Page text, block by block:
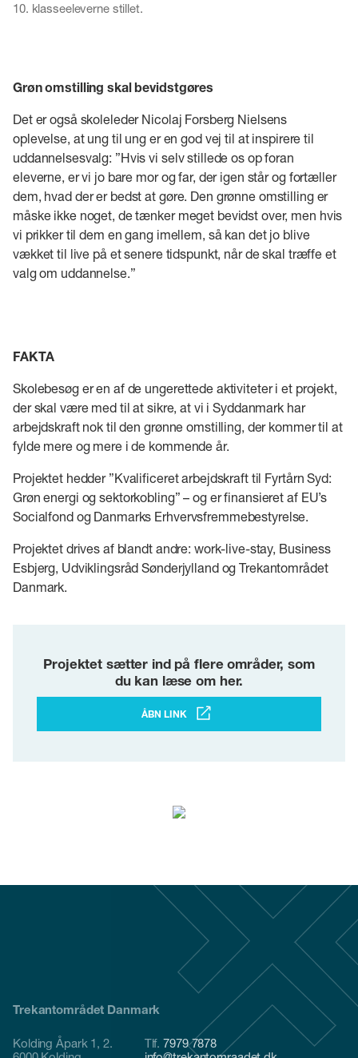
10. klasseeleverne stillet.
Grøn omstilling skal bevidstgøres
Det er også skoleleder Nicolaj Forsberg Nielsens
oplevelse, at ung til ung er en god vej til at inspirere til
uddannelsesvalg: ”Hvis vi selv stillede os op foran
eleverne, er vi jo bare mor og far, der igen står og fortæller
dem, hvad der er bedst at gøre. Den grønne omstilling er
måske ikke noget, de tænker meget bevidst over, men hvis
vi prikker til dem en gang imellem, så kan det jo blive
vækket til live på et senere tidspunkt, når de skal træffe et
valg om uddannelse.”
FAKTA
Skolebesøg er en af de ungerettede aktiviteter i et projekt,
der skal være med til at sikre, at vi i Syddanmark har
arbejdskraft nok til den grønne omstilling, der kommer til at
fylde mere og mere i de kommende år.
Projektet hedder ”Kvalificeret arbejdskraft til Fyrtårn Syd:
Grøn energi og sektorkobling” – og er finansieret af EU’s
Socialfond og Danmarks Erhvervsfremmebestyrelse.
Projektet drives af blandt andre: work-live-stay, Business
Esbjerg, Udviklingsråd Sønderjylland og Trekantområdet
Danmark.
Projektet sætter ind på flere områder, som
du kan læse om her.
ÅBN LINK
Trekantområdet Danmark
Kolding Åpark 1, 2.
Tlf.7979 7878